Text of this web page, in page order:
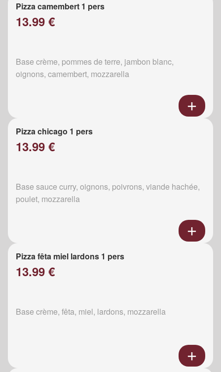
Pizza camembert 1 pers
13.99 €
Base crème, pommes de terre, jambon blanc,
oignons, camembert, mozzarella
Pizza chicago 1 pers
13.99 €
Base sauce curry, oignons, poivrons, viande hachée,
poulet, mozzarella
Pizza fêta miel lardons 1 pers
13.99 €
Base crème, fêta, miel, lardons, mozzarella